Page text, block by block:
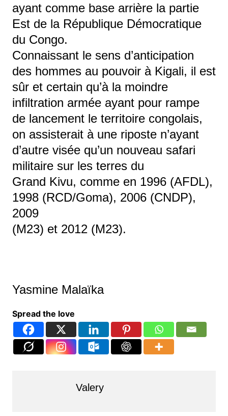
ayant comme base arrière la partie
Est de la République Démocratique
du Congo.
Connaissant le sens d’anticipation
des hommes au pouvoir à Kigali, il est
sûr et certain qu’à la moindre
infiltration armée ayant pour rampe
de lancement le territoire congolais,
on assisterait à une riposte n’ayant
d’autre visée qu’un nouveau safari
militaire sur les terres du
Grand Kivu, comme en 1996 (AFDL),
1998 (RCD/Goma), 2006 (CNDP),
2009
(M23) et 2012 (M23).
Yasmine Malaïka
Spread the love
Valery